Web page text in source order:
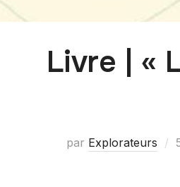
Livre | «
par Explorateurs